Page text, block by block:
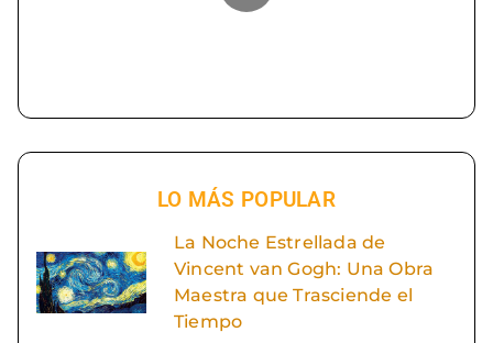
LO MÁS POPULAR
La Noche Estrellada de
Vincent van Gogh: Una Obra
Maestra que Trasciende el
Tiempo